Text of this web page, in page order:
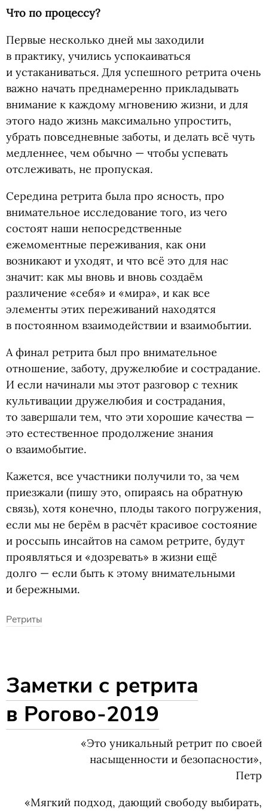
Что по процессу?
Первые несколько дней мы заходили
в практику, учились успокаиваться
и устаканиваться. Для успешного ретрита очень
важно начать преднамеренно прикладывать
внимание к каждому мгновению жизни, и для
этого надо жизнь максимально упростить,
убрать повседневные заботы, и делать всё чуть
медленнее, чем обычно — чтобы успевать
отслеживать, не пропуская.
Середина ретрита была про ясность, про
внимательное исследование того, из чего
состоят наши непосредственные
ежемоментные переживания, как они
возникают и уходят, и что всё это для нас
значит: как мы вновь и вновь создаём
различение «себя» и «мира», и как все
элементы этих переживаний находятся
в постоянном взаимодействии и взаимобытии.
А финал ретрита был про внимательное
отношение, заботу, дружелюбие и сострадание.
И если начинали мы этот разговор с техник
культивации дружелюбия и сострадания,
то завершали тем, что эти хорошие качества —
это естественное продолжение знания
о взаимобытие.
Кажется, все участники получили то, за чем
приезжали (пишу это, опираясь на обратную
связь), хотя конечно, плоды такого погружения,
если мы не берём в расчёт красивое состояние
и россыпь инсайтов на самом ретрите, будут
проявляться и «дозревать» в жизни ещё
долго — если быть к этому внимательными
и бережными.
Ретриты
Заметки с ретрита
в Рогово-2019
«Это уникальный ретрит по своей
насыщенности и безопасности»,
Петр
«Мягкий подход, дающий свободу выбирать,